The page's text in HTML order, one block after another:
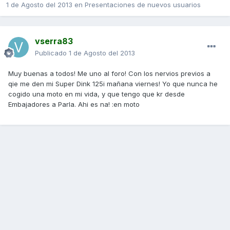
1 de Agosto del 2013 en Presentaciones de nuevos usuarios
vserra83
Publicado 1 de Agosto del 2013
Muy buenas a todos! Me uno al foro! Con los nervios previos a
qie me den mi Super Dink 125i mañana viernes! Yo que nunca he
cogido una moto en mi vida, y que tengo que kr desde
Embajadores a Parla. Ahi es na! :en moto